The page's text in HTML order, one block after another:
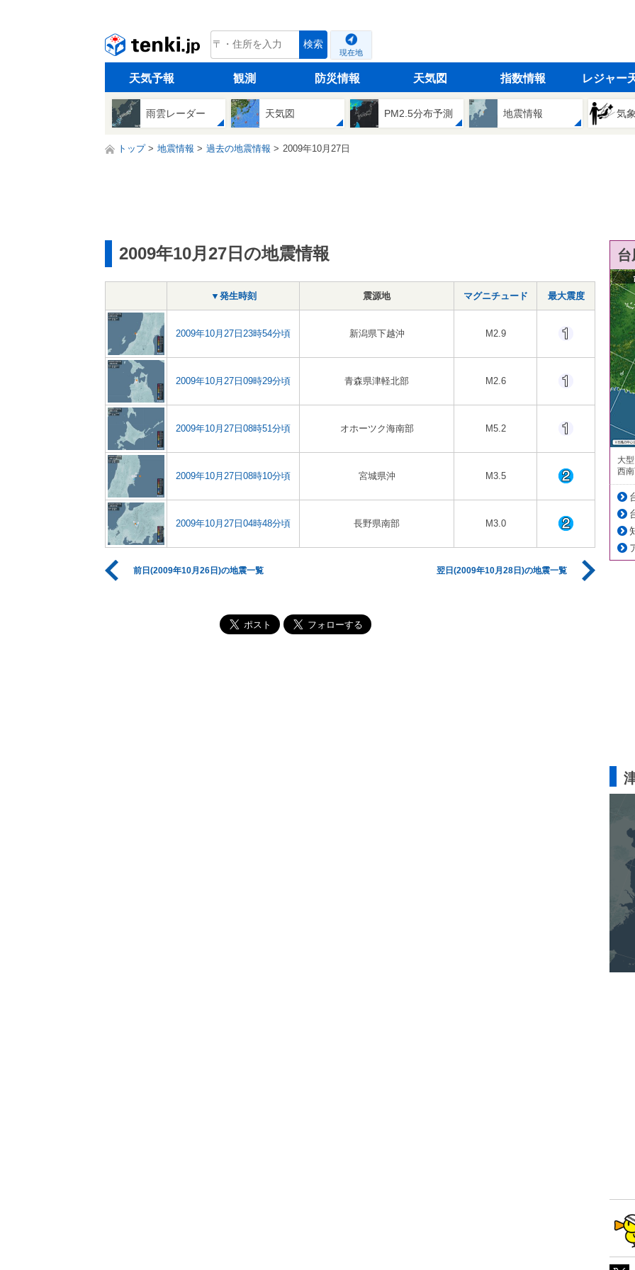
tenki.jp 検索
現在地
天気予報 観測 防災情報 天気図 指数情報 レジャー
雨雲レーダー 天気図 PM2.5分布予測 地震情報 気
トップ 地震情報 過去の地震情報 2009年10月27日
2009年10月27日の地震情報
▼発生時刻 震源地 マグニチュード 最大震度
2009年10月27日23時54分頃 新潟県下越沖 M2.9
2009年10月27日09時29分頃 青森県津軽北部 M2.6
2009年10月27日08時51分頃 オホーツク海南部 M5.2
2009年10月27日08時10分頃 宮城県沖 M3.5
2009年10月27日04時48分頃 長野県南部 M3.0
前日(2009年10月26日)の地震一覧 翌日(2009年10月28日)の地震一覧
大
西